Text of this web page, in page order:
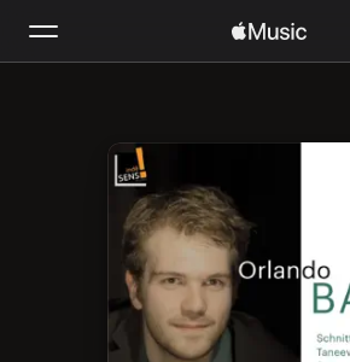
Startseite
Apple Music installieren